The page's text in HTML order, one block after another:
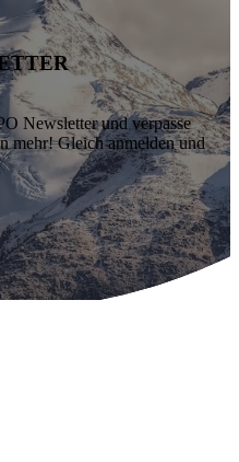
Newsletter und verpasse
mehr! Gleich anmelden und